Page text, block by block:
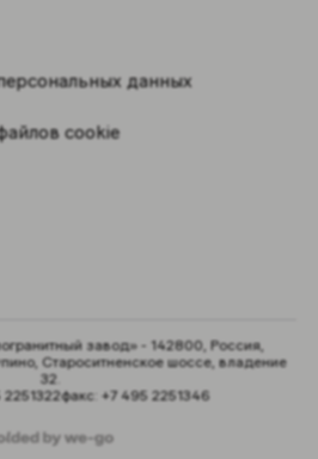
данных
cookie
завод» - 142800, Россия,
Староситненское шоссе, владение
32.
2251322факс: +7 495 2251346